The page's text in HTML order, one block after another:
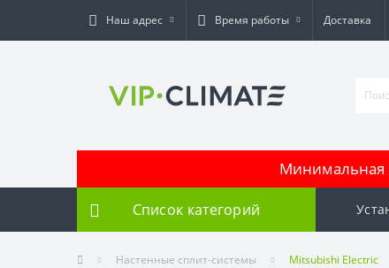
Наш адрес Время работы Доставка
Минимальная
Список категорий
Настенные сплит-системы Mitsubishi Electric